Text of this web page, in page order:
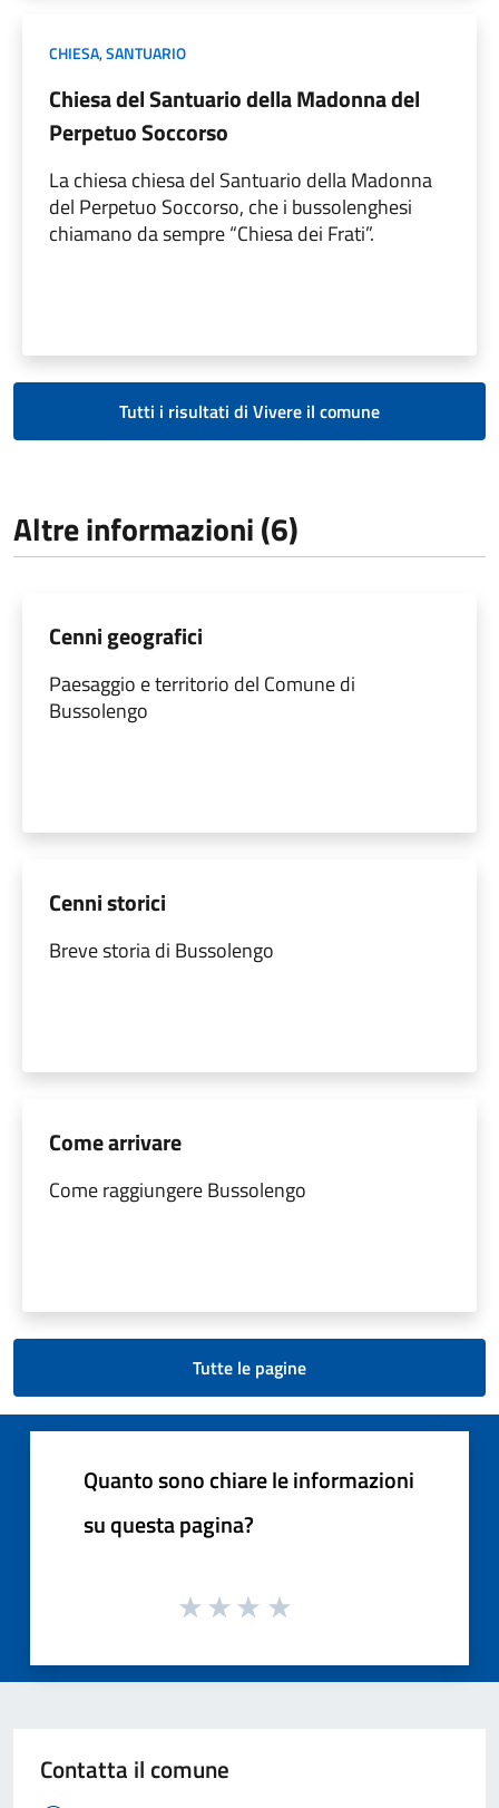
CHIESA,SANTUARIO
Chiesa del Santuario della Madonna del
Perpetuo Soccorso
La chiesa chiesa del Santuario della Madonna
del Perpetuo Soccorso, che i bussolenghesi
chiamano da sempre “Chiesa dei Frati”.
Tutti i risultati di Vivere il comune
Altre informazioni (6)
Cenni geografici
Paesaggio e territorio del Comune di
Bussolengo
Cenni storici
Breve storia di Bussolengo
Come arrivare
Come raggiungere Bussolengo
Tutte le pagine
Quanto sono chiare le informazioni
su questa pagina?
Contatta il comune